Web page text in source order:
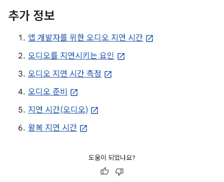
추가 정보
앱 개발자를 위한 오디오 지연 시간
오디오를 지연시키는 요인
오디오 지연 시간 측정
오디오 준비
지연 시간(오디오)
왕복 지연 시간
도움이 되었나요?